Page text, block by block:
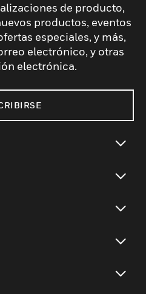
de producto,
productos, eventos
especiales, y más,
electrónico, y otras
electrónica.